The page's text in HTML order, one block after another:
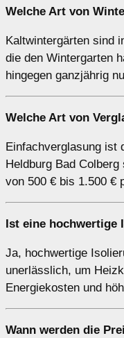
Welche Art von
Kaltwintergärten sind
die den Wintergarten
hingegen ganzjährig
Welche Art von
Einfachverglasung ist
Heldburg Bad
von 500 € bis 1.500 €
Ist eine
Ja, hochwertige
unerlässlich, um
Energiekosten und
Wann werden die